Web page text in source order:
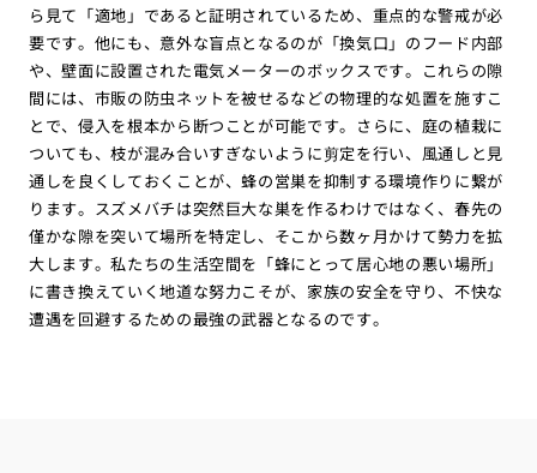
ら見て「適地」であると証明されているため、重点的な警戒が必
要です。他にも、意外な盲点となるのが「換気口」のフード内部
や、壁面に設置された電気メーターのボックスです。これらの隙
間には、市販の防虫ネットを被せるなどの物理的な処置を施すこ
とで、侵入を根本から断つことが可能です。さらに、庭の植栽に
ついても、枝が混み合いすぎないように剪定を行い、風通しと見
通しを良くしておくことが、蜂の営巣を抑制する環境作りに繋が
ります。スズメバチは突然巨大な巣を作るわけではなく、春先の
僅かな隙を突いて場所を特定し、そこから数ヶ月かけて勢力を拡
大します。私たちの生活空間を「蜂にとって居心地の悪い場所」
に書き換えていく地道な努力こそが、家族の安全を守り、不快な
遭遇を回避するための最強の武器となるのです。